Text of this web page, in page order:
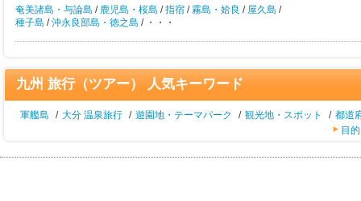
奄美諸島・与論島 / 鹿児島・桜島 /指宿 /霧島・姶良 / 屋久島 /
種子島 /沖永良部島・徳之島 / ・・・
九州 旅行（ツアー） 人気キーワード
軍艦島 / 大分 温泉旅行 / 遊園地・テーマパーク / 観光地・スポット / 都道
目